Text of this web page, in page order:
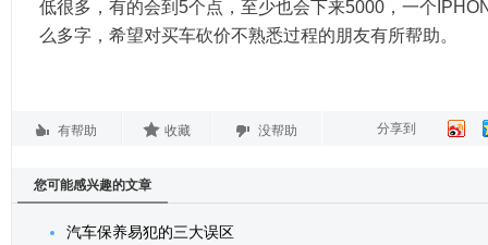
低很多，有的会到5个点，至少也会下来5000，一个
么多字，希望对买车砍价不熟悉过程的朋友有所帮助。
有帮助 收藏 没帮助 分享到
您可能感兴趣的文章
汽车保养易犯的三大误区